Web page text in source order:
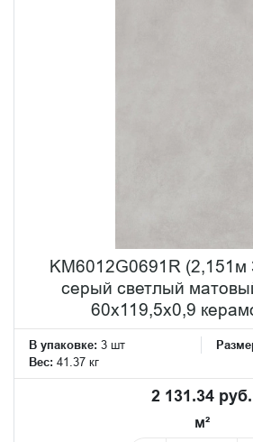
KM6012G0691R
серый светлый
60x119,5x0,9
В упаковке: 3 шт
Вес: 41.37 кг
2 131.34 руб.
м²